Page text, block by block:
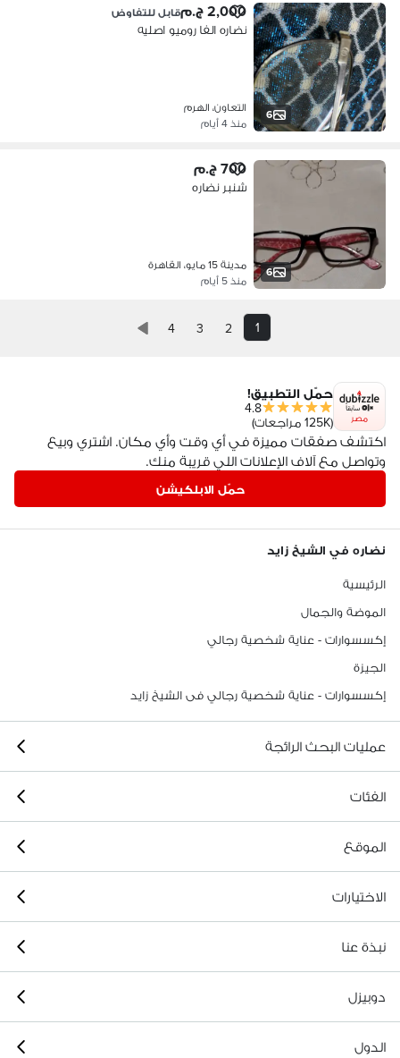
6
2,000 ج.م قابل للتفاوض
نضاره الفا روميو اصليه
التعاون، الهرم
منذ 4 أيام
6
700 ج.م
شنبر نضاره
مدينة 15 مايو، القاهرة
منذ 5 أيام
1
2
3
4
مصر
حمّل التطبيق!
4.8
(125K مراجعات)
اكتشف صفقات مميزة في أي وقت وأي مكان. اشتري وبيع
وتواصل مع آلاف الإعلانات اللي قريبة منك.
حمّل الابلكيشن
نضاره في الشيخ زايد
الرئيسية
الموضة والجمال
إكسسوارات - عناية شخصية رجالي
الجيزة
إكسسوارات - عناية شخصية رجالي فى الشيخ زايد
عمليات البحث الرائجة
الفئات
الموقع
الاختيارات
نبذة عنا
دوبيزل
الدول